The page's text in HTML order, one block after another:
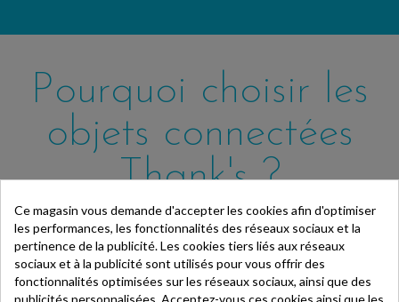
Pourquoi choisir les
objets connectées
Thank's ?
Gain de temps
Nos produits ont été pensés pour tous ceux dont le temps est
précieux et qui cherchent à réduire la durée de leurs tâches
Ce magasin vous demande d'accepter les cookies afin d'optimiser
les performances, les fonctionnalités des réseaux sociaux et la
pertinence de la publicité. Les cookies tiers liés aux réseaux
sociaux et à la publicité sont utilisés pour vous offrir des
fonctionnalités optimisées sur les réseaux sociaux, ainsi que des
publicités personnalisées. Acceptez-vous ces cookies ainsi que les